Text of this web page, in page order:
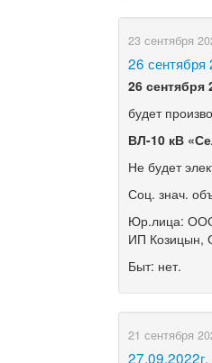
23 сентября
​26
26 сентября
будет
ВЛ-10 кВ
Не будет
Соц. знач.
Юр.лица: ООО
ИП Козицын,
Быт: нет.
21 сентября